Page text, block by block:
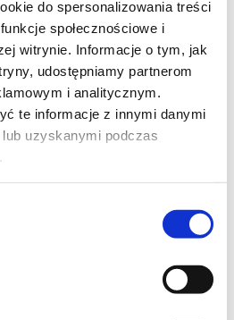
do spersonalizowania treści
społecznościowe i
witrynie. Informacje o tym, jak
udostępniamy partnerom
i analitycznym.
te informacje z innymi danymi
uzyskanymi podczas